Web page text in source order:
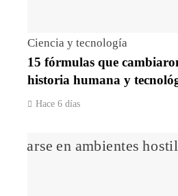
Ciencia y tecnología
15 fórmulas que
historia humana y
Hace 6 días